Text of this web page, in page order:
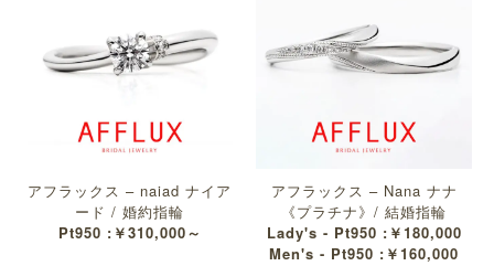
アフラックス – naiad ナイア
ード / 婚約指輪
Pt950 :￥310,000～
アフラックス – Nana ナナ
《プラチナ》/ 結婚指輪
Lady's - Pt950 :￥180,000
Men's - Pt950 :￥160,000